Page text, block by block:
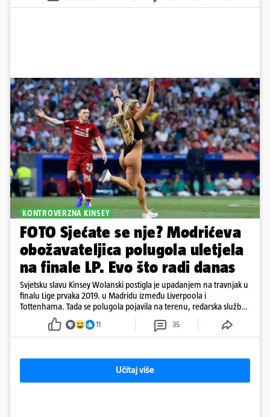
KONTROVERZNA KINSEY
FOTO Sjećate se nje? Modrićeva
obožavateljica polugola uletjela
na finale LP. Evo što radi danas
Svjetsku slavu Kinsey Wolanski postigla je upadanjem na travnjak u
finalu Lige prvaka 2019. u Madridu između Liverpoola i
Tottenhama. Tada se polugola pojavila na terenu, redarska služba
ju je lovila po travnjaku, a njezine fotografije obišle su svijet.
11 35
Učitaj više